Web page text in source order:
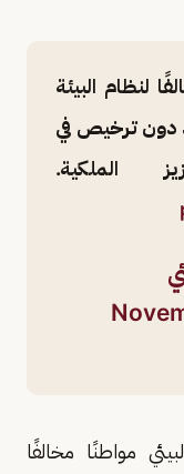
لنظام البيئة
دون ترخيص في
الملكية.
مواطنًا مخالفًا